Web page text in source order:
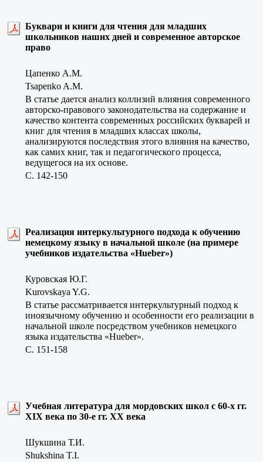
Буквари и книги для чтения для младших
школьников наших дней и современное авторское
право
Цапенко А.М.
Tsapenko A.M.
В статье дается анализ коллизий влияния современного
авторско-правового законодательства на содержание и
качество контента современных российских букварей и
книг для чтения в младших классах школы,
анализируются последствия этого влияния на качество,
как самих книг, так и педагогического процесса,
ведущегося на их основе.
C. 142-150
Реализация интеркультурного подхода к обучению
немецкому языку в начальной школе (на примере
учебников издательства «Hueber»)
Куровская Ю.Г.
Kurovskaya Y.G.
В статье рассматривается интеркультурный подход к
иноязычному обучению и особенности его реализации в
начальной школе посредством учебников немецкого
языка издательства «Hueber».
C. 151-158
Учебная литература для мордовских школ с 60-х гг.
ХIХ века по 30-е гг. ХХ века
Шукшина Т.И.
Shukshina T.I.